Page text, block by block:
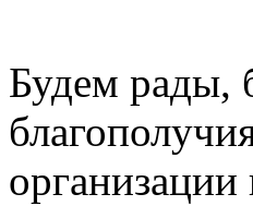
Будем рады,